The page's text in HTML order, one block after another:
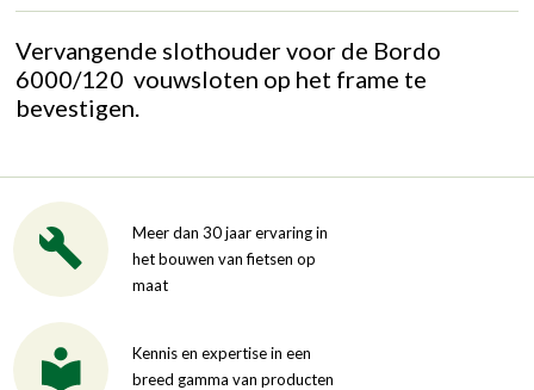
Vervangende slothouder voor de Bordo
6000/120 vouwsloten op het frame te
bevestigen.
Meer dan 30 jaar ervaring in
het bouwen van fietsen op
maat
Kennis en expertise in een
breed gamma van producten